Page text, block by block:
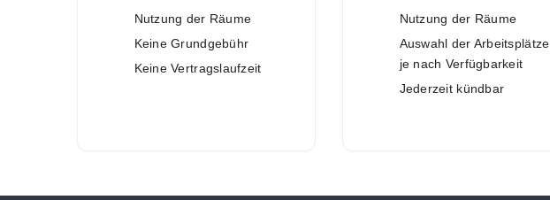
Nutzung der Räume
Keine Grundgebühr
Keine Vertragslaufzeit
Nutzung der Räume
Auswahl der Arbeitsplätze
je nach Verfügbarkeit
Jederzeit kündbar